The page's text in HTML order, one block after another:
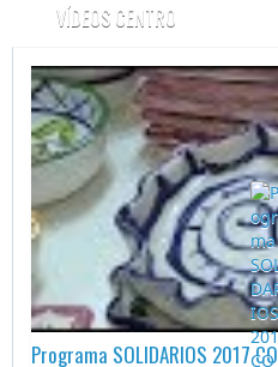
VÍDEOS CENTRO
Programa SOLIDARIOS 2017